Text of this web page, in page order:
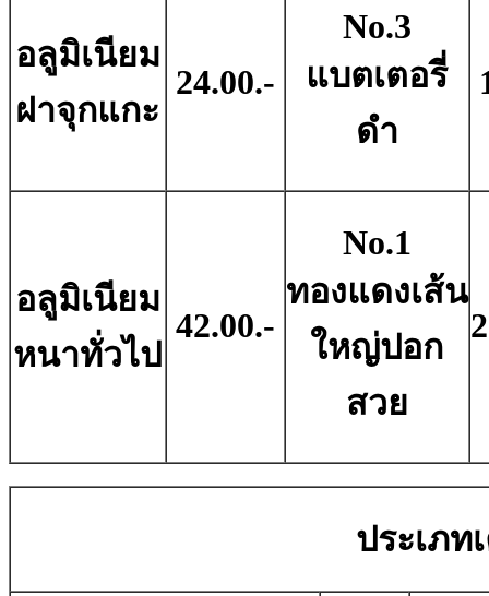
อลูมิเนียม
ฝาจุกแกะ
24.00.-
No.3
แบตเตอรี่
ดำ
อลูมิเนียม
หนาทั่วไป
42.00.-
No.1
ทองแดงเส้น
ใหญ่ปอก
สวย
ประเภท